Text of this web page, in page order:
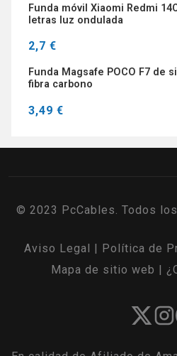
Funda móvil Xiaomi Redmi
letras luz ondulada
2,7 €
Funda Magsafe POCO F7 de
fibra carbono
3,49 €
© 2023 PcCables. Todos
Aviso Legal | Política de
Mapa de sitio web |